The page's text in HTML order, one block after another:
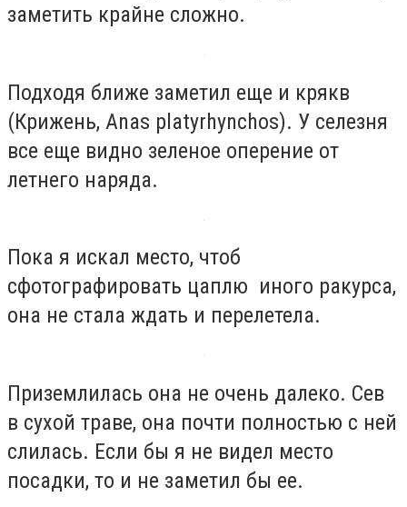
заметить крайне сложно.
Подходя ближе заметил еще и крякв
(Крижень, Anas platyrhynchos). У селезня
все еще видно зеленое оперение от
летнего наряда.
Пока я искал место, чтоб
сфотографировать цаплю иного ракурса,
она не стала ждать и перелетела.
Приземлилась она не очень далеко. Сев
в сухой траве, она почти полностью с ней
слилась. Если бы я не видел место
посадки, то и не заметил бы ее.